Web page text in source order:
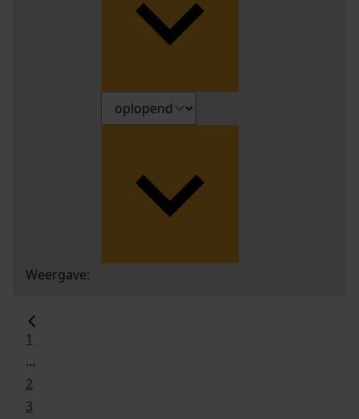
Weergave:
1
...
2
3